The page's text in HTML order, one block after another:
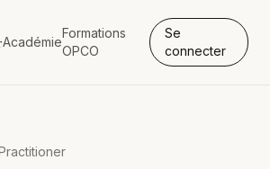
Académie
Formations
OPCO
Se
connecter